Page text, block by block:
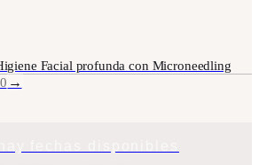
Facial profunda con Microneedling
→